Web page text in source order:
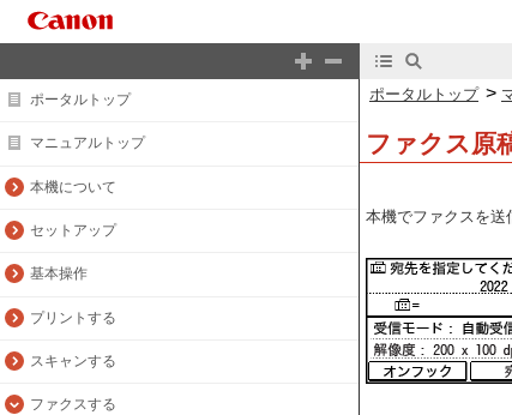
ポータルトップ
マニュアルトップ
本機について
セットアップ
基本操作
プリントする
スキャンする
ファクスする
ポータルトップ >
ファクス原
本機でファクスを送